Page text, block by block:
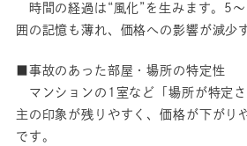
時間の経過は“風化”を生みます。5
囲の記憶も薄れ、価格への影響が減少
■事故のあった部屋・場所の特定性
マンションの1室など「場所が特定
主の印象が残りやすく、価格が下がり
です。